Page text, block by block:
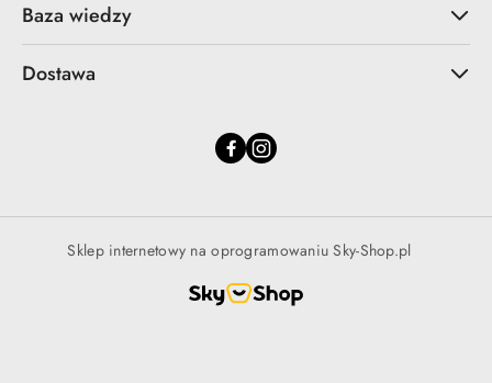
Baza wiedzy
Dostawa
Sklep internetowy na oprogramowaniu Sky-Shop.pl